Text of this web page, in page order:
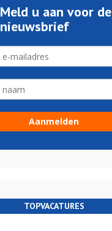
Meld u aan voor de
nieuwsbrief
TOPVACATURES